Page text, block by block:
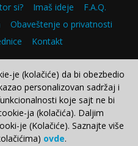
si? Imaš ideje
F.A.Q.
Obaveštenje o privatnosti
Kontakt
je (kolačiće) da bi obezbedio
personalizovan sadržaj i
koje sajt ne bi
ja (kolačića). Daljim
je (Kolačiće). Saznajte više
ovde.